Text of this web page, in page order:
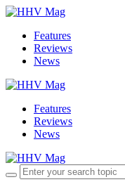
Features
Reviews
News
Features
Reviews
News